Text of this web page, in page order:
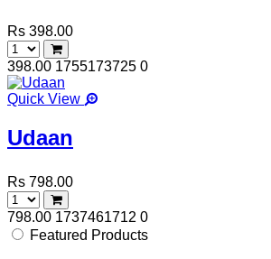
Rs 398.00
398.00 1755173725 0
Quick View
Udaan
Rs 798.00
798.00 1737461712 0
Featured Products